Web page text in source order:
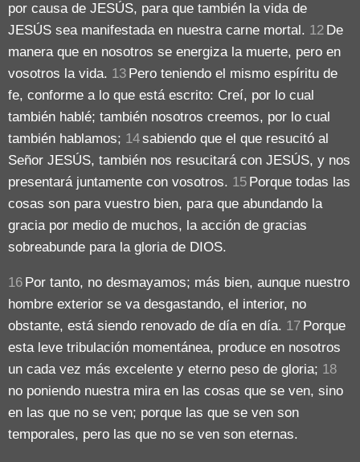
por causa de JESÚS, para que también la vida de
JESÚS sea manifestada en nuestra carne mortal. 12 De
manera que en nosotros se energiza la muerte, pero en
vosotros la vida. 13 Pero teniendo el mismo espíritu de
fe, conforme a lo que está escrito: Creí, por lo cual
también hablé; también nosotros creemos, por lo cual
también hablamos; 14sabiendo que el que resucitó al
Señor JESÚS, también nos resucitará con JESÚS, y nos
presentará juntamente con vosotros. 15 Porque todas las
cosas son para vuestro bien, para que abundando la
gracia por medio de muchos, la acción de gracias
sobreabunde para la gloria de DIOS.
16 Por tanto, no desmayamos; más bien, aunque nuestro
hombre exterior se va desgastando, el interior, no
obstante, está siendo renovado de día en día. 17 Porque
esta leve tribulación momentánea, produce en nosotros
un cada vez más excelente y eterno peso de gloria; 18
no poniendo nuestra mira en las cosas que se ven, sino
en las que no se ven; porque las que se ven son
temporales, pero las que no se ven son eternas.